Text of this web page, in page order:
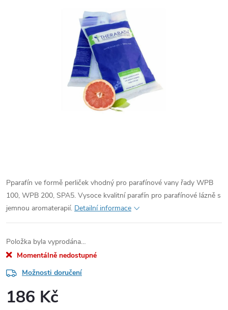
Pparafín ve formě perliček vhodný pro parafínové vany řady WPB
100, WPB 200, SPA5. Vysoce kvalitní parafín pro parafínové lázně s
jemnou aromaterapií. Detailní informace
Položka byla vyprodána…
Momentálně nedostupné
Možnosti doručení
186 Kč